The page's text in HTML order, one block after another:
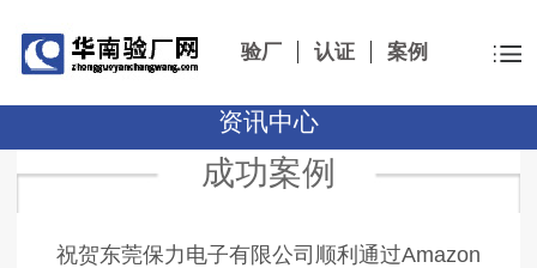
验厂 认证 案例
资讯中心
成功案例
祝贺东莞保力电子有限公司顺利通过Amazon